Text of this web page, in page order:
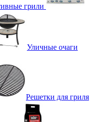
грили
Уличные очаги
Решетки для гриля